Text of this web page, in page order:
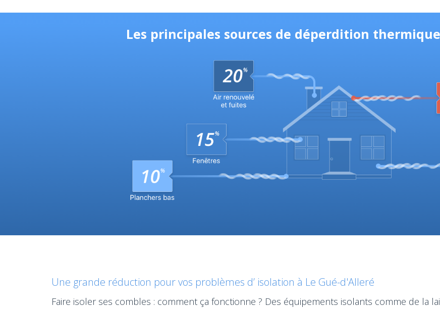
Les principales sources de déperdition
Une grande réduction pour vos problèmes d’ isolation à Le Gué-d'Alleré
Faire isoler ses combles : comment ça fonctionne ? Des équipements isolants comme de la